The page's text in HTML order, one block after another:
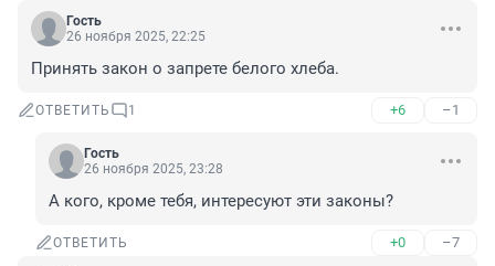
Гость
26 ноября 2025, 22:25
Принять закон о запрете белого хлеба.
ОТВЕТИТЬ 1 +6 –1
Гость
26 ноября 2025, 23:28
А кого, кроме тебя, интересуют эти законы?
ОТВЕТИТЬ +0 –7